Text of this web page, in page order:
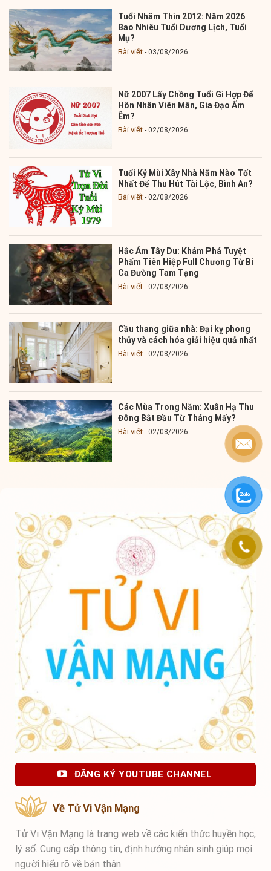
Tuổi Nhâm Thìn 2012: Năm 2026
Bao Nhiêu Tuổi Dương Lịch, Tuổi
Mụ?
Bài viết 03/08/2026
Nữ 2007 Lấy Chồng Tuổi Gì Hợp Để
Hôn Nhân Viên Mãn, Gia Đạo Ấm
Êm?
Bài viết 02/08/2026
Tuổi Kỷ Mùi Xây Nhà Năm Nào Tốt
Nhất Để Thu Hút Tài Lộc, Bình An?
Bài viết 02/08/2026
Hắc Ám Tây Du: Khám Phá Tuyệt
Phẩm Tiên Hiệp Full Chương Từ Bi
Ca Đường Tam Tạng
Bài viết 02/08/2026
Cầu thang giữa nhà: Đại kỵ phong
thủy và cách hóa giải hiệu quả nhất
Bài viết 02/08/2026
Các Mùa Trong Năm: Xuân Hạ Thu
Đông Bắt Đầu Từ Tháng Mấy?
Bài viết 02/08/2026
ĐĂNG KÝ YOUTUBE CHANNEL
Về Tử Vi Vận Mạng
Tử Vi Vận Mạng là trang web về các kiến thức huyền học,
lý số. Cung cấp thông tin, định hướng nhân sinh giúp mọi
người hiểu rõ về bản thân.